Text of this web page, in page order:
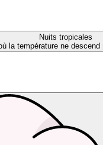
Nuits tropicales
la température ne descend